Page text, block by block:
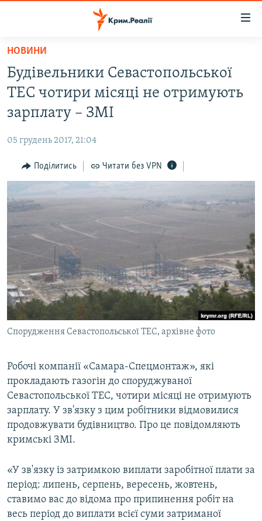
Перейти
основного
матеріалу
до
основної
навігації
Перейти
до
ВОДА.КРИМ
ВІДЕО ТА ФОТО
БЛОГИ
ПОГЛЯД
ВСЕ ЗА ДЕНЬ
СПЕЦПРОЕКТИ
ВІДЕОУРОКИ «ELIFBE»
СВІДЧЕННЯ ОКУПАЦІЇ
УКРАЇНСЬКА ПРОБЛЕМА КРИМУ
ІНФОГРАФІКА
ЯК ОБІЙТИ БЛОКУВАННЯ
Русский
Qırımtatar
ДОЛУЧАЙСЯ!
Усі сайти RFE/RL
НОВИНИ
Будівельники Севастопольської
ТЕС чотири місяці не отримують
зарплату – ЗМІ
05 грудень 2017, 21:04
Поділитись Читати без VPN
Спорудження Севастопольської ТЕС, архівне фото
Робочі компанії «Самара-Спецмонтаж», які
прокладають газогін до споруджуваної
Севастопольської ТЕС, чотири місяці не отримують
зарплату. У зв'язку з цим робітники відмовилися
продовжувати будівництво. Про це повідомляють
кримські ЗМІ.
«У зв'язку із затримкою виплати заробітної плати за
період: липень, серпень, вересень, жовтень,
ставимо вас до відома про припинення робіт на
весь період до виплати всієї суми затриманої